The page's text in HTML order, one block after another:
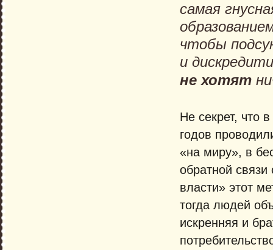
самая
чтобы
и
не хотят
Не секрет, что
годов
«на миру», в
обратной
власти» этот
тогда людей
искренняя и